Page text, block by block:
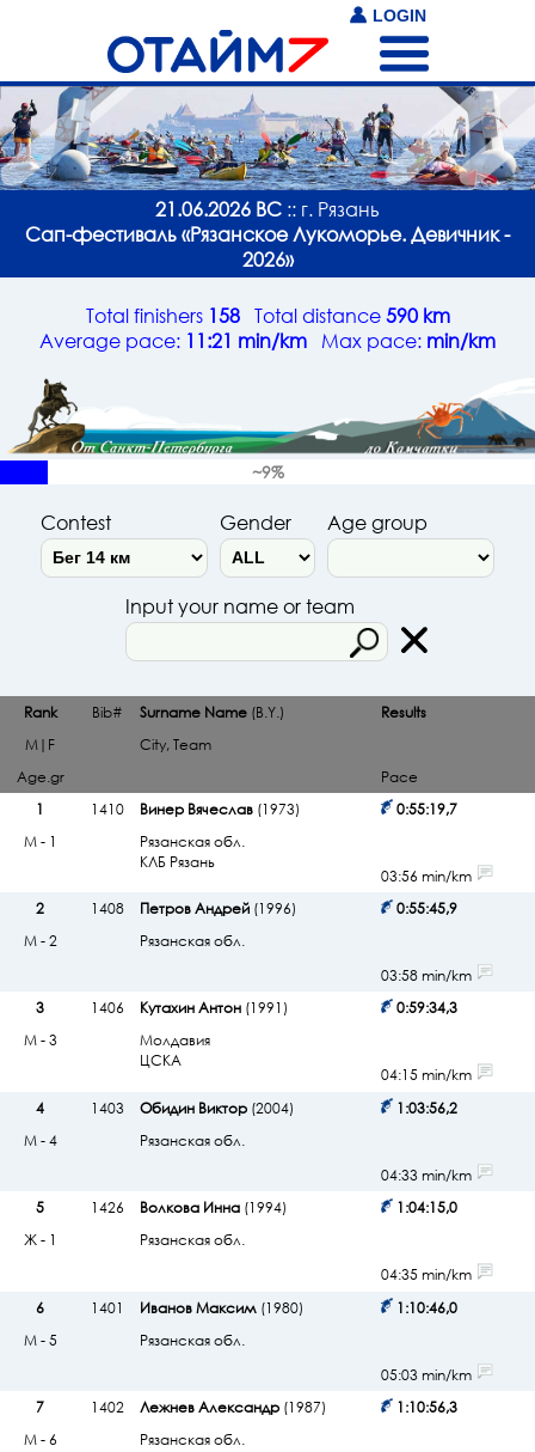
LOGIN
21.06.2026 ВС :: г. Рязань
Сап-фестиваль «Рязанское Лукоморье. Девичник -
2026»
Total finishers 158Total distance590 km
Average pace: 11:21 min/km Max pace: min/km
~9%
Contest Gender Age group
Input your name or team
Rank Bib# Surname Name(B.Y.)
City, Team
Results
M|F
Age.gr
Pace
1
1410 Винер Вячеслав(1973)
Рязанская обл.
КЛБ Рязань
0:55:19,7
М - 1
03:56 min/km
2
1408 Петров Андрей(1996)
Рязанская обл.
0:55:45,9
М - 2
03:58 min/km
3
1406 Кутахин Антон(1991)
Молдавия
ЦСКА
0:59:34,3
М - 3
04:15 min/km
4
1403 Обидин Виктор(2004)
Рязанская обл.
1:03:56,2
М - 4
04:33 min/km
5
1426 Волкова Инна(1994)
Рязанская обл.
1:04:15,0
Ж - 1
04:35 min/km
6
1401 Иванов Максим(1980)
Рязанская обл.
1:10:46,0
М - 5
05:03 min/km
7
1402 Лежнев Александр(1987)
Рязанская обл.
1:10:56,3
М - 6